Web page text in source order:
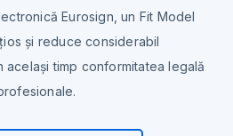
Eurosign, un Fit Model
și reduce considerabil
același timp conformitatea legală